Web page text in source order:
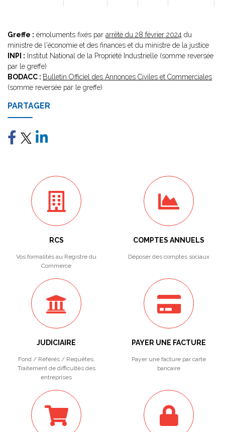
Greffe : émoluments fixés par arrêté du 28 février 2024 du
ministre de l'économie et des finances et du ministre de la justice
INPI : Institut National de la Propriété Industrielle (somme reversée
par le greffe)
BODACC : Bulletin Officiel des Annonces Civiles et Commerciales
(somme reversée par le greffe)
PARTAGER
RCS
Vos formalités au Registre du
Commerce
COMPTES ANNUELS
Déposer des comptes sociaux
JUDICIAIRE
Fond / Référés / Requêtes.
Traitement de difficultés des
entreprises
PAYER UNE FACTURE
Payer une facture par carte
bancaire